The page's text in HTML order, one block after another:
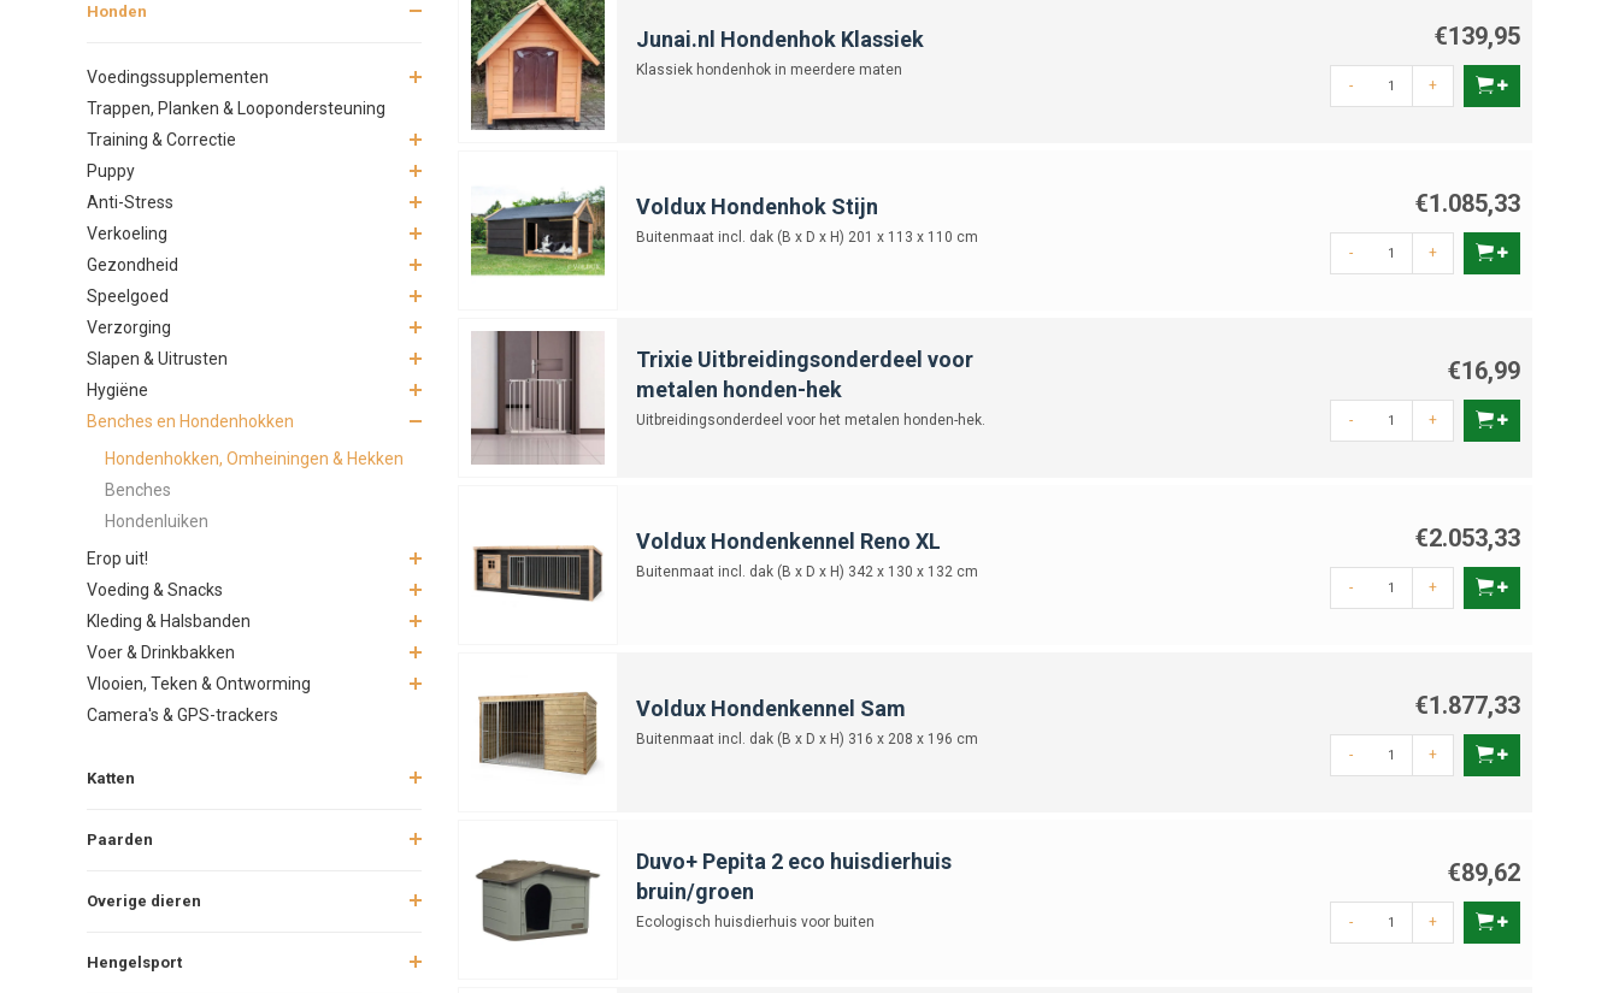
Honden
Voedingssupplementen
Trappen, Planken & Loopondersteuning
Training & Correctie
Puppy
Anti-Stress
Verkoeling
Gezondheid
Speelgoed
Verzorging
Slapen & Uitrusten
Hygiëne
Benches en Hondenhokken
Hondenhokken, Omheiningen & Hekken
Benches
Hondenluiken
Erop uit!
Voeding & Snacks
Kleding & Halsbanden
Voer & Drinkbakken
Vlooien, Teken & Ontworming
Camera's & GPS-trackers
Katten
Paarden
Overige dieren
Hengelsport
Junai.nl Hondenhok Klassiek
Klassiek hondenhok in meerdere maten
€139,95
- +
Voldux Hondenhok Stijn
Buitenmaat incl. dak (B x D x H) 201 x 113 x 110 cm
€1.085,33
- +
Trixie Uitbreidingsonderdeel voor
metalen honden-hek
Uitbreidingsonderdeel voor het metalen honden-hek.
€16,99
- +
Voldux Hondenkennel Reno XL
Buitenmaat incl. dak (B x D x H) 342 x 130 x 132 cm
€2.053,33
- +
Voldux Hondenkennel Sam
Buitenmaat incl. dak (B x D x H) 316 x 208 x 196 cm
€1.877,33
- +
Duvo+ Pepita 2 eco huisdierhuis
bruin/groen
Ecologisch huisdierhuis voor buiten
€89,62
- +